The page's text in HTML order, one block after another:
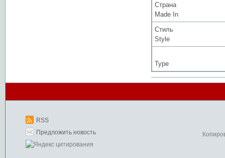
Страна
Made In
Стиль
Style
Type
RSS
Предложить новость